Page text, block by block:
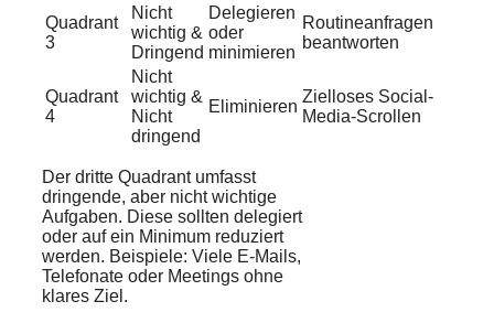
Quadrant
3
Nicht
wichtig &
Dringend
Delegieren
oder
minimieren
Routineanfragen
beantworten
Quadrant
4
Nicht
wichtig &
Nicht
dringend
Eliminieren
Zielloses Social-
Media-Scrollen
Der dritte Quadrant umfasst
dringende, aber nicht wichtige
Aufgaben. Diese sollten delegiert
oder auf ein Minimum reduziert
werden. Beispiele: Viele E-Mails,
Telefonate oder Meetings ohne
klares Ziel.